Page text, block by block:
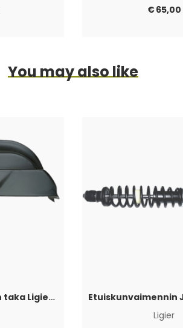
€65,00
You may also like
Sisälokasuoja Vasen taka Ligier JS50 2017+
Ligier